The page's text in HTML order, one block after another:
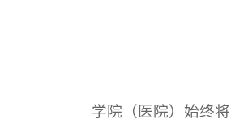
学院（医院）始终